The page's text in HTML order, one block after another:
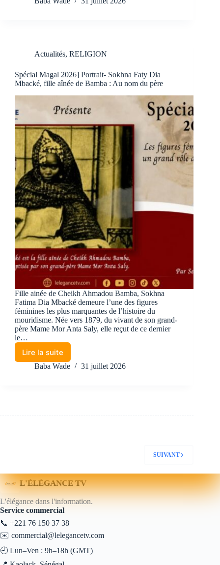
Actualités, RELIGION
Spécial Magal 2026] Portrait- Sokhna Faty Dia
Mbacké, fille aînée de Bamba : Au nom du père
Fille ainée de Cheikh Ahmadou Bamba, Sokhna
Fatima Dia Mbacké demeure l’une des figures
féminines les plus marquantes de l’histoire du
mouridisme. Née vers 1879, du vivant de son grand-
père Mame Mor Anta Saly, elle reçut de ce dernier
le…
Lire la suite
Baba Wade 31 juillet 2026
SUIVANT
L'ÉLÉGANCE TV
L'élégance dans l'information.
Service commercial
📞 +221 76 150 37 38
✉️ commercial@lelegancetv.com
🕘 Lun–Ven : 9h–18h (GMT)